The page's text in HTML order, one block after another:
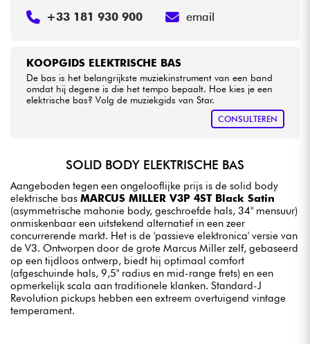
KOOPGIDS ELEKTRISCHE BAS
De bas is het belangrijkste muziekinstrument van een band
omdat hij degene is die het tempo bepaalt. Hoe kies je een
elektrische bas? Volg de muziekgids van Star.
CONSULTEREN
+33 181 930 900 email
SOLID BODY ELEKTRISCHE BAS
Aangeboden tegen een ongelooflijke prijs is de solid body
elektrische bas MARCUS MILLER V3P 4ST Black Satin
(asymmetrische mahonie body, geschroefde hals, 34" mensuur)
onmiskenbaar een uitstekend alternatief in een zeer
concurrerende markt. Het is de 'passieve elektronica' versie van
de V3. Ontworpen door de grote Marcus Miller zelf, gebaseerd
op een tijdloos ontwerp, biedt hij optimaal comfort
(afgeschuinde hals, 9,5" radius en mid-range frets) en een
opmerkelijk scala aan traditionele klanken. Standard-J
Revolution pickups hebben een extreem overtuigend vintage
temperament.